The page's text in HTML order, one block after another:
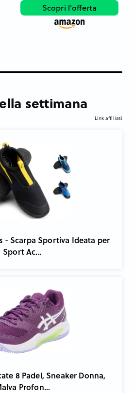
Scopri l'offerta
settimana
Link affiliati
- Scarpa Sportiva Ideata per
Sport Ac...
8 Padel, Sneaker Donna,
Profon...